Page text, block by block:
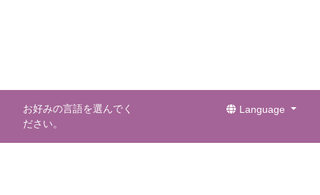
お好みの言語を選んでく
ださい。
Language